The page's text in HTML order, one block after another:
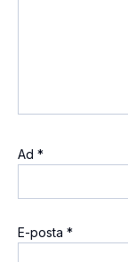
Ad *
E-posta *